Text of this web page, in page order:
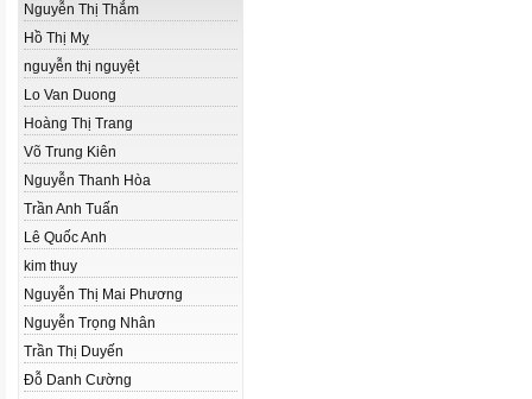
Nguyễn Thị Thắm
Hồ Thị Mỵ
nguyễn thị nguyệt
Lo Van Duong
Hoàng Thị Trang
Võ Trung Kiên
Nguyễn Thanh Hòa
Trần Anh Tuấn
Lê Quốc Anh
kim thuy
Nguyễn Thị Mai Phương
Nguyễn Trọng Nhân
Trần Thị Duyến
Đỗ Danh Cường